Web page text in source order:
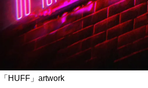
「HUFF」artwork